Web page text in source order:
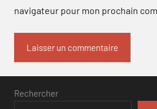
navigateur pour mon prochain
Rechercher